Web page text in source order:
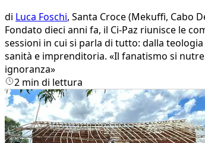
di Luca Foschi, Santa Croce (Mekuffi, Cabo
Fondato dieci anni fa, il Ci-Paz riunisce le
sessioni in cui si parla di tutto: dalla
sanità e imprenditoria. «Il fanatismo si
ignoranza»
2 min di lettura